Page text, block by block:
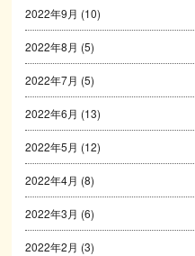
2022年9月 (10)
2022年8月 (5)
2022年7月 (5)
2022年6月 (13)
2022年5月 (12)
2022年4月 (8)
2022年3月 (6)
2022年2月 (3)